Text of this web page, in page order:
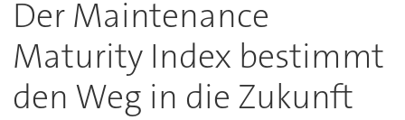
Der Maintenance
Maturity Index bestimmt
den Weg in die Zukunft